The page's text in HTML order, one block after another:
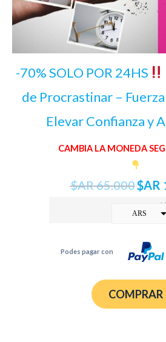
-70% SOLO POR 24HS
de Procrastinar –
Elevar Confianza y
CAMBIA LA MONEDA
$AR65.000$AR
ARS
si estas
Podes pagar con
COMPRAR